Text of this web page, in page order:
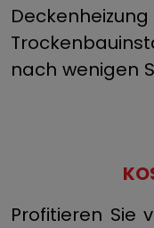
nach wenigen
Profitieren Sie